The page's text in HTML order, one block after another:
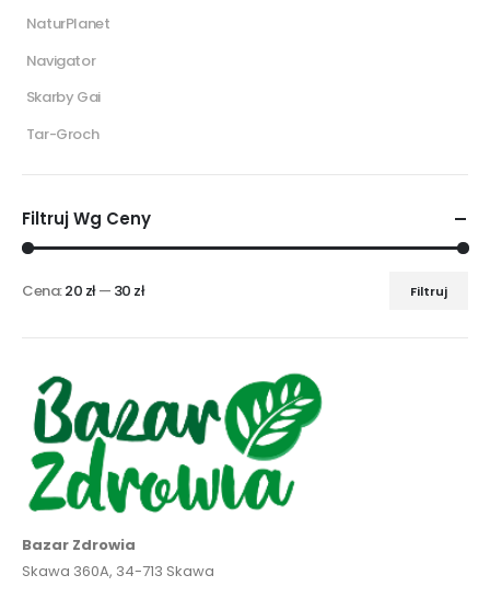
NaturPlanet
Navigator
Skarby Gai
Tar-Groch
Filtruj Wg Ceny
Filtruj
Cena:20 zł— 30 zł
Bazar Zdrowia
Skawa 360A, 34-713 Skawa